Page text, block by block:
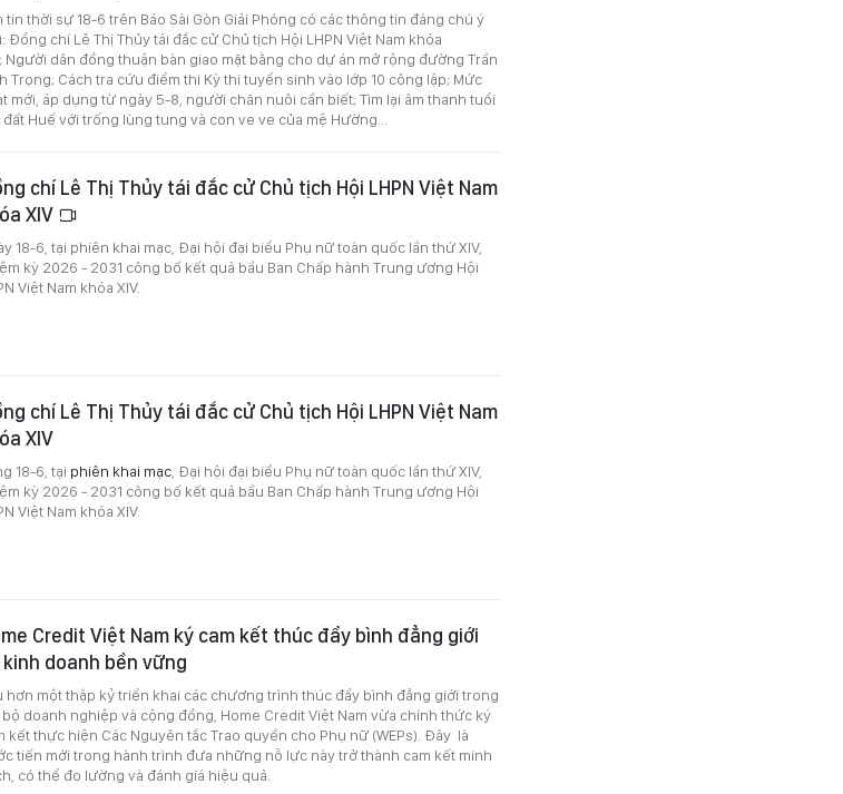
tin thời sự 18-6 trên Báo Sài Gòn Giải Phóng có các thông tin đáng chú ý
Đồng chí Lê Thị Thủy tái đắc cử Chủ tịch Hội LHPN Việt Nam khóa
Người dân đồng thuận bàn giao mặt bằng cho dự án mở rộng đường Trần
Trọng; Cách tra cứu điểm thi Kỳ thi tuyển sinh vào lớp 10 công lập; Mức
mới, áp dụng từ ngày 5-8, người chăn nuôi cần biết; Tìm lại âm thanh tuổi
Huế với trống lùng tung và con ve ve của mệ Hường...
chí Lê Thị Thủy tái đắc cử Chủ tịch Hội LHPN Việt Nam
XIV
18-6, tại phiên khai mạc, Đại hội đại biểu Phụ nữ toàn quốc lần thứ XIV,
kỳ 2026 - 2031 công bố kết quả bầu Ban Chấp hành Trung ương Hội
Việt Nam khóa XIV.
chí Lê Thị Thủy tái đắc cử Chủ tịch Hội LHPN Việt Nam
XIV
18-6, tại phiên khai mạc , Đại hội đại biểu Phụ nữ toàn quốc lần thứ XIV,
kỳ 2026 - 2031 công bố kết quả bầu Ban Chấp hành Trung ương Hội
Việt Nam khóa XIV.
Credit Việt Nam ký cam kết thúc đẩy bình đẳng giới
doanh bền vững
hơn một thập kỷ triển khai các chương trình thúc đẩy bình đẳng giới trong
bộ doanh nghiệp và cộng đồng, Home Credit Việt Nam vừa chính thức ký
kết thực hiện Các Nguyên tắc Trao quyền cho Phụ nữ (WEPs). Đây là
tiến mới trong hành trình đưa những nỗ lực này trở thành cam kết minh
có thể đo lường và đánh giá hiệu quả.